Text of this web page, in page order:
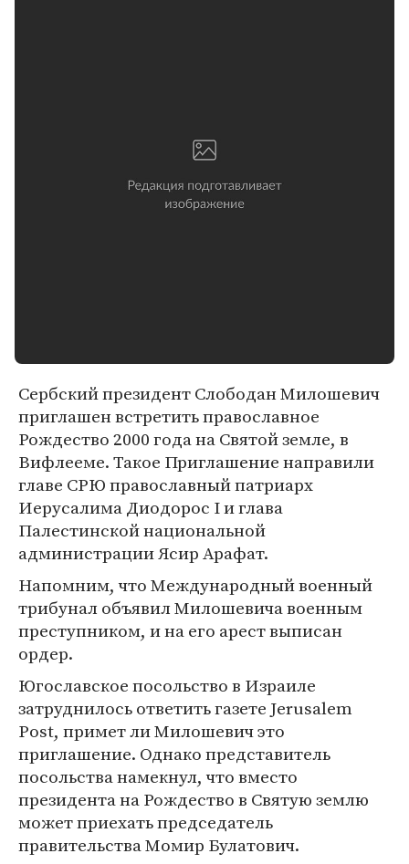
Сербский президент Слободан Милошевич
приглашен встретить православное
Рождество 2000 года на Святой земле, в
Вифлееме. Такое Приглашение направили
главе СРЮ православный патриарх
Иерусалима Диодорос I и глава
Палестинской национальной
администрации Ясир Арафат.
Напомним, что Международный военный
трибунал объявил Милошевича военным
преступником, и на его арест выписан
ордер.
Югославское посольство в Израиле
затруднилось ответить газете Jerusalem
Post, примет ли Милошевич это
приглашение. Однако представитель
посольства намекнул, что вместо
президента на Рождество в Святую землю
может приехать председатель
правительства Момир Булатович.